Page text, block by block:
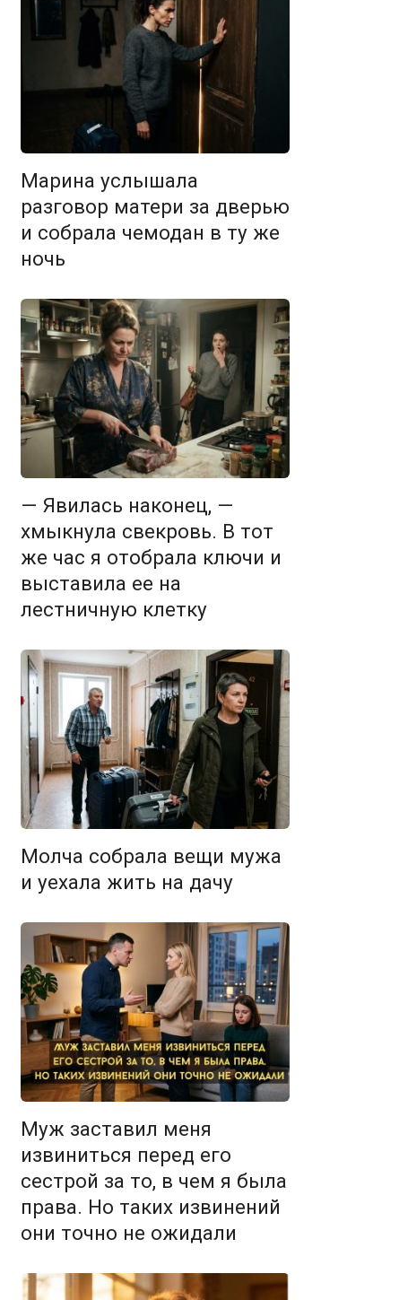
Марина услышала
разговор матери за дверью
и собрала чемодан в ту же
ночь
— Явилась наконец, —
хмыкнула свекровь. В тот
же час я отобрала ключи и
выставила ее на
лестничную клетку
Молча собрала вещи мужа
и уехала жить на дачу
Муж заставил меня
извиниться перед его
сестрой за то, в чем я была
права. Но таких извинений
они точно не ожидали